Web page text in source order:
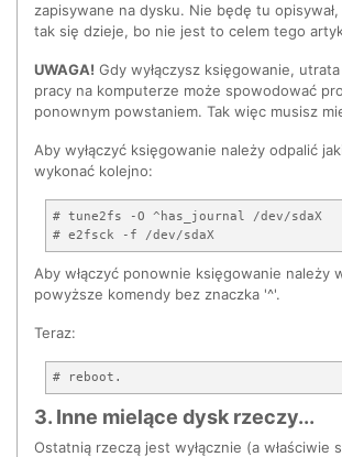
zapisywane na dysku. Nie będę tu
tak się dzieje, bo nie jest to celem tego
UWAGA! Gdy wyłączysz księgowanie,
pracy na komputerze może spowodować
ponownym powstaniem. Tak więc musisz
Aby wyłączyć księgowanie należy odpalić
wykonać kolejno:
# tune2fs -O ^has_journal /dev/sdaX
# e2fsck -f /dev/sdaX
Aby włączyć ponownie księgowanie należy
powyższe komendy bez znaczka '^'.
Teraz:
3. Inne mielące dysk rzeczy...
Ostatnią rzeczą jest wyłącznie (a właściwie